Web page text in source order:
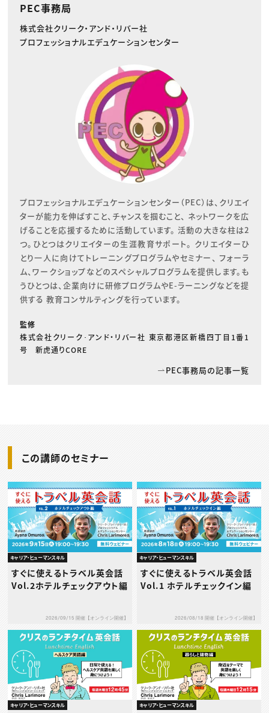
PEC事務局
株式会社クリーク・アンド・リバー社
プロフェッショナルエデュケーションセンター
プロフェッショナルエデュケーションセンター（PEC）は、クリエイ
ターが能力を伸ばすこと、チャンスを掴むこと、 ネットワークを広
げることを応援するために活動しています。 活動の大きな柱は2
つ。ひとつはクリエイターの生涯教育サポート。 クリエイターひ
とり一人に向けてトレーニングプログラムやセミナー、 フォーラ
ム、ワークショップなどのスペシャルプログラムを提供します。も
うひとつは、企業向けに研修プログラムやE-ラーニングなどを提
供する 教育コンサルティングを行っています。
監修
株式会社クリーク･アンド・リバー社 東京都港区新橋四丁目1番1
号 新虎通りCORE
PEC事務局の記事一覧
この講師のセミナー
キャリア・ヒューマンスキル
すぐに使えるトラベル英会話
Vol.2ホテルチェックアウト編
2026/09/15 開催【オンライン開催】
キャリア・ヒューマンスキル
すぐに使えるトラベル英会話
Vol.1 ホテルチェックイン編
2026/08/18 開催【オンライン開催】
キャリア・ヒューマンスキル キャリア・ヒューマンスキル